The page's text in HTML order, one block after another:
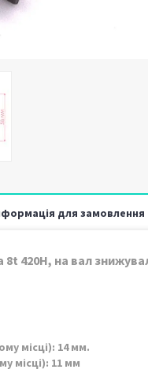
для замовлення
8t 420H, на вал
місці): 14 мм.
місці): 11 мм